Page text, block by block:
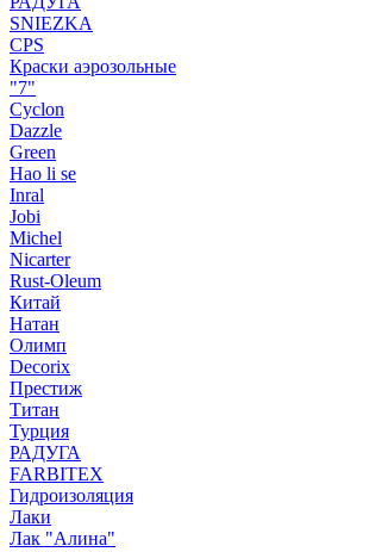
SNIEZKA
CPS
Краски аэрозольные
"7"
Cyclon
Dazzle
Green
Hao li se
Inral
Jobi
Michel
Nicarter
Rust-Oleum
Китай
Натан
Олимп
Decorix
Престиж
Титан
Турция
РАДУГА
FARBITEX
Гидроизоляция
Лаки
Лак "Алина"